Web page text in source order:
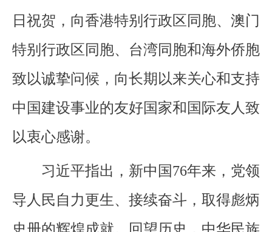
日祝贺，向香港特别行政区同胞、澳门
特别行政区同胞、台湾同胞和海外侨胞
致以诚挚问候，向长期以来关心和支持
中国建设事业的友好国家和国际友人致
以衷心感谢。
习近平指出，新中国76年来，党领
导人民自力更生、接续奋斗，取得彪炳